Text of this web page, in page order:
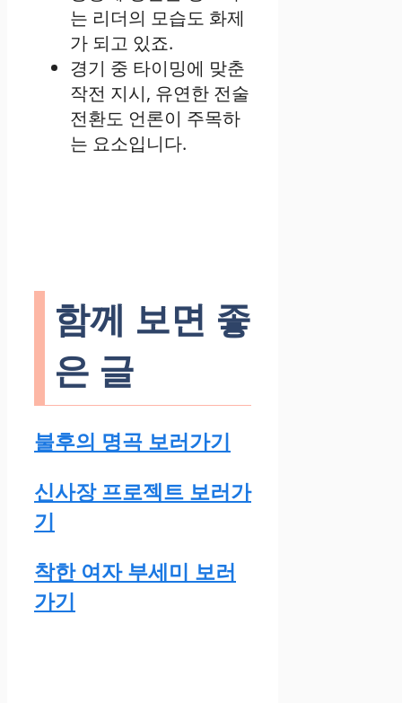
는 리더의 모습도 화제
가 되고 있죠.
경기 중 타이밍에 맞춘
작전 지시, 유연한 전술
전환도 언론이 주목하
는 요소입니다.
함께 보면 좋
은 글
불후의 명곡 보러가기
신사장 프로젝트 보러가
기
착한 여자 부세미 보러
가기